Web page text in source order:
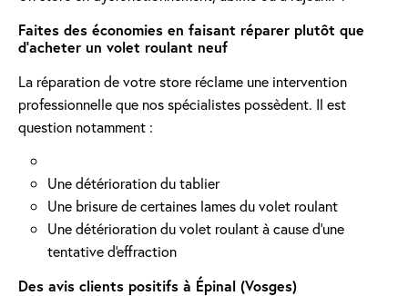
Faites des économies en faisant réparer plutôt que
d'acheter un volet roulant neuf
La réparation de votre store réclame une intervention
professionnelle que nos spécialistes possèdent. Il est
question notamment :
Une détérioration du tablier
Une brisure de certaines lames du volet roulant
Une détérioration du volet roulant à cause d'une
tentative d'effraction
Des avis clients positifs à Épinal (Vosges)